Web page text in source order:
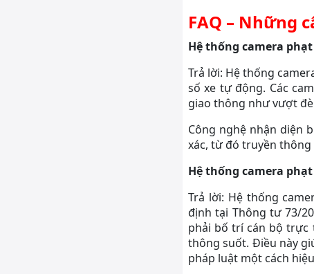
FAQ – Những
Hệ thống camera
Trả lời: Hệ thống
số xe tự động. Các
giao thông như vượt
Công nghệ nhận diện
xác, từ đó truyền
Hệ thống camera
Trả lời: Hệ thống
định tại Thông tư 73/
phải bố trí cán bộ trực
thông suốt. Điều này
pháp luật một cách